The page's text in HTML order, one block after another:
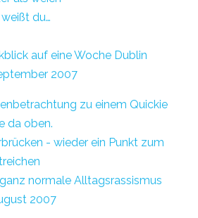
du…
auf eine Woche Dublin
2007
zu einem Quickie
da oben.
- wieder ein Punkt zum
normale Alltagsrassismus
2007